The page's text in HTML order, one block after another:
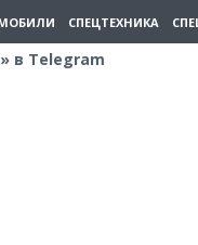
СПЕЦТЕХНИКА
в Telegram